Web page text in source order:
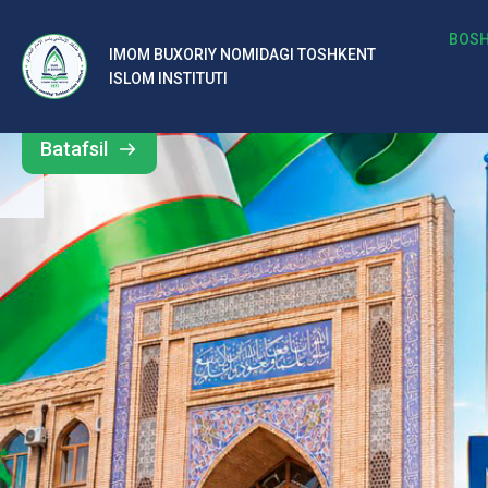
IMOM BUXORIY NOMIDAGI TOSHKENT
ISLOM INSTITUTI
b
al
ar
o‘
rt
a
si
d
Barcha
yangiliklar
Batafsil